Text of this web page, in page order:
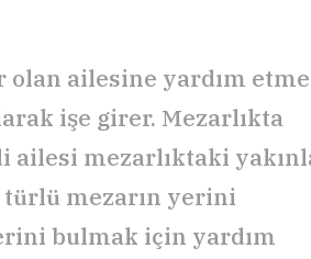
olan ailesine yardım
işe girer. Mezarlıkta
mezarlıktaki
mezarın yerini
bulmak için yardım